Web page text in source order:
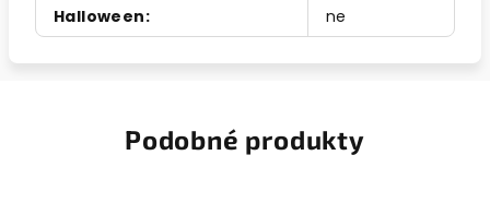
Halloween: ne
Podobné produkty